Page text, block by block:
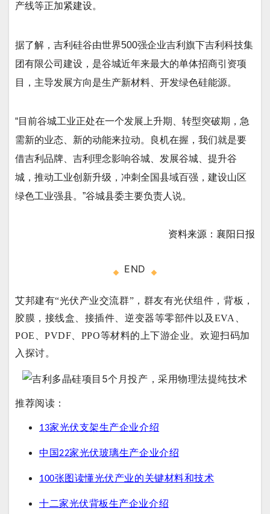
产线等正加紧建设。
据了解，吉利硅谷由世界500强企业吉利旗下吉利科技集
团有限公司建设，是谷城近年来最大的单体招商引资项
目，主导发展方向是生产新材料、开发绿色硅能源。
“目前谷城工业正处在一个发展上升期、转型突破期，急
需新的业态、新的动能来拉动。良机在握，我们就是要
借吉利品牌、吉利理念影响谷城、发展谷城、提升谷
城，推动工业创新升级，冲刺全国县域百强，建设山区
绿色工业强县。”谷城县委主要负责人说。
资料来源：襄阳日报
END
艾邦建有“光伏产业交流群”，群友有光伏组件，背板，
胶膜，接线盒、接插件、逆变器等零部件以及EVA、
POE、PVDF、PPO等材料的上下游企业。欢迎扫码加
入探讨。
推荐阅读：
13家光伏支架生产企业介绍
中国22家光伏玻璃生产企业介绍
100张图读懂光伏产业的关键材料和技术
十二家光伏背板生产企业介绍